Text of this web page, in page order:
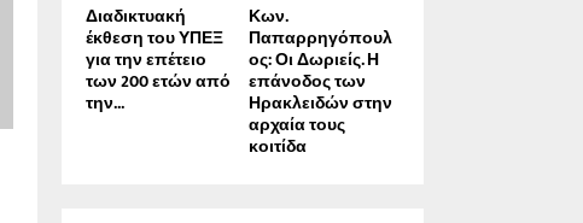
Διαδικτυακή
έκθεση του ΥΠΕΞ
για την επέτειο
των 200 ετών από
την...
Κων.
Παπαρρηγόπουλ
ος: Οι Δωριείς. Η
επάνοδος των
Ηρακλειδών στην
αρχαία τους
κοιτίδα